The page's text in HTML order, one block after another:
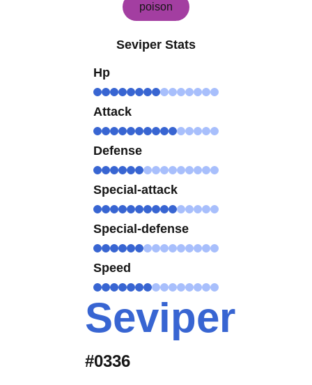
poison
Seviper Stats
Hp
Attack
Defense
Special-attack
Special-defense
Speed
Seviper
#0336